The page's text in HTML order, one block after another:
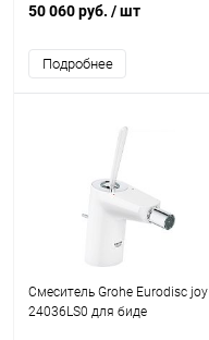
50 060 руб. / шт
Подробнее
Смеситель Grohe Eurodisc joy
24036LS0 для биде